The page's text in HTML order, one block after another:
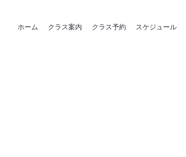
ホーム クラス案内 クラス予約 スケジュール